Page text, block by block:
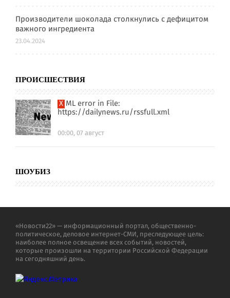
Производители шоколада столкнулись с дефицитом
важного ингредиента
23.04.2024
ПРОИСШЕСТВИЯ
XML error in File:
https://dailynews.ru/rssfull.xml
00:00, 07 август
ШОУБИЗ
«Новости22» — информационный портал, общественно-
политическое, деловое интернет-СМИ, преследующее цель:
наиболее полное освещение всех событий, новостей,
которые произошли на территории Российской Федерации
на сегодняшний день.